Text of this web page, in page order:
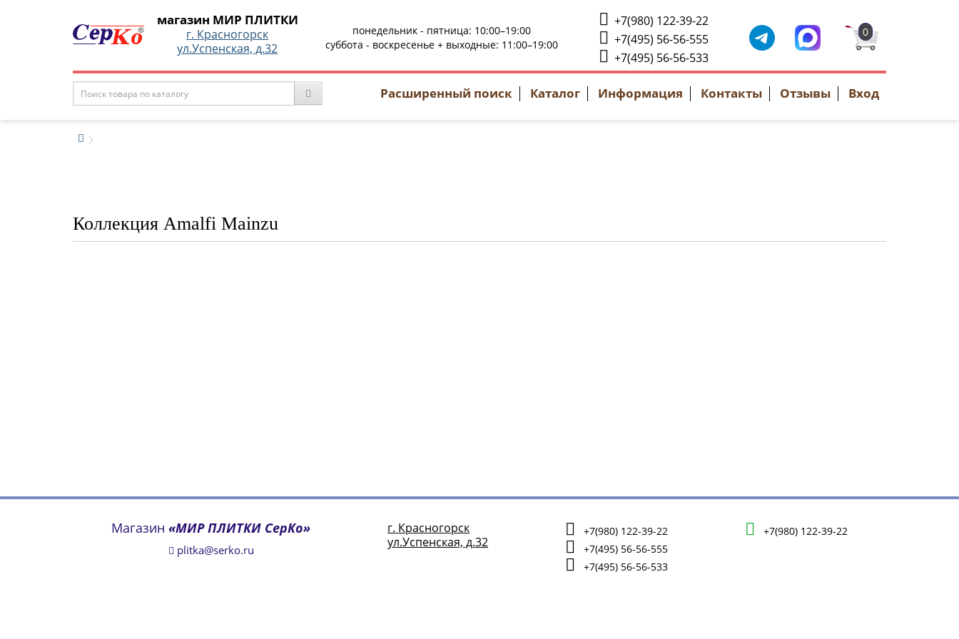
магазин МИР ПЛИТКИ
г. Красногорск
ул.Успенская, д.32
понедельник - пятница: 10:00–19:00
суббота - воскресенье + выходные: 11:00–19:00
+7(980) 122-39-22
+7(495) 56-56-555
+7(495) 56-56-533
0
Расширенный поиск Каталог Информация Контакты Отзывы Вход
Коллекция Amalfi Mainzu
Магазин «МИР ПЛИТКИ СерКо»
plitka@serko.ru
г. Красногорск
ул.Успенская, д.32
+7(980) 122-39-22
+7(495) 56-56-555
+7(495) 56-56-533
+7(980) 122-39-22